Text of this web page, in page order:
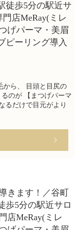
徒歩5分の駅近サ
店MeRay(ミレ
げパーマ・美眉
ピーリング導入
から、 目頭と目尻の
のが 【まつげパーマ
るだけで目元がより
きます！／谷町
歩5分の駅近サロ
店MeRay(ミレ